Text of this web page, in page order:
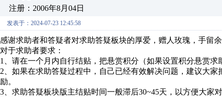
注册：2006年8月04日
发表于：2024-07-23 12:45:58
感谢求助者和答疑者对求助答疑板块的厚爱，赠人玫瑰，手留
对于求助者要求：
1、请在一个月内自行结贴，把悬赏积分（如果设置积分悬赏求
2、如果在求助答疑过程中，自己已经有效解决问题，建议大
励。
3、求助答疑板块版主结贴时间一般滞后30~45天，以方便大